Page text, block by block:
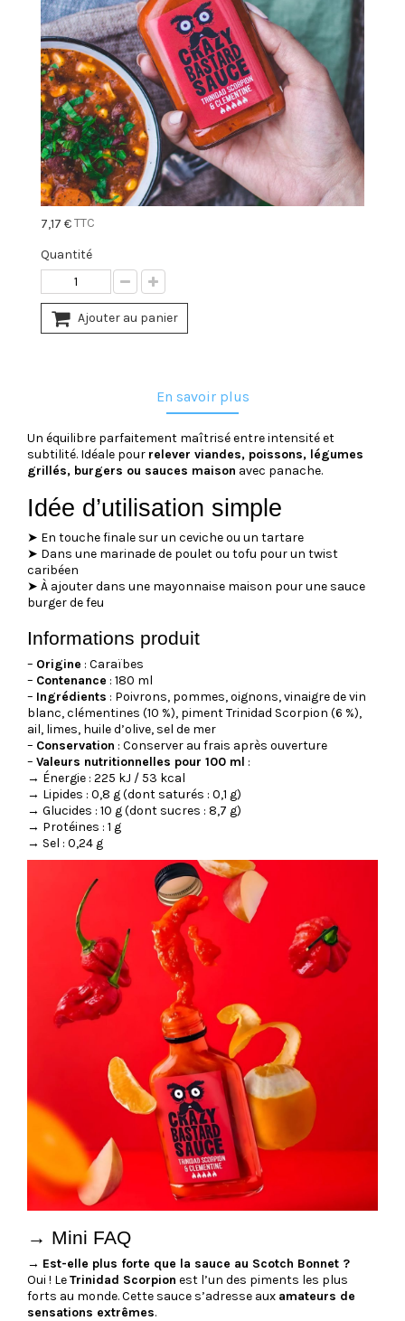
7,17 €TTC
Quantité
Ajouter au panier
En savoir plus
Un équilibre parfaitement maîtrisé entre intensité et
subtilité. Idéale pour relever viandes, poissons, légumes
grillés, burgers ou sauces maison avec panache.
Idée d’utilisation simple
➤ En touche finale sur un ceviche ou un tartare
➤ Dans une marinade de poulet ou tofu pour un twist
caribéen
➤ À ajouter dans une mayonnaise maison pour une sauce
burger de feu
Informations produit
– Origine : Caraïbes
– Contenance : 180 ml
– Ingrédients : Poivrons, pommes, oignons, vinaigre de vin
blanc, clémentines (10 %), piment Trinidad Scorpion (6 %),
ail, limes, huile d’olive, sel de mer
– Conservation : Conserver au frais après ouverture
– Valeurs nutritionnelles pour 100 ml :
→ Énergie : 225 kJ / 53 kcal
→ Lipides : 0,8 g (dont saturés : 0,1 g)
→ Glucides : 10 g (dont sucres : 8,7 g)
→ Protéines : 1 g
→ Sel : 0,24 g
→ Mini FAQ
→ Est-elle plus forte que la sauce au Scotch Bonnet ?
Oui ! LeTrinidad Scorpion est l’un des piments les plus
forts au monde. Cette sauce s’adresse aux amateurs de
sensations extrêmes.